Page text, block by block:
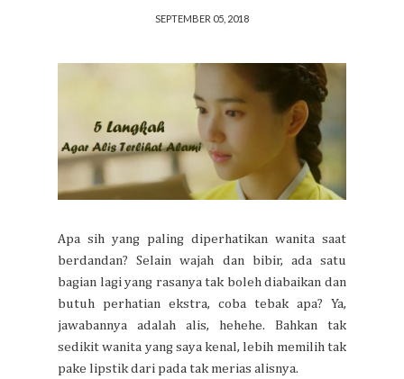
SEPTEMBER 05, 2018
Apa sih yang paling diperhatikan wanita saat
berdandan? Selain wajah dan bibir, ada satu
bagian lagi yang rasanya tak boleh diabaikan dan
butuh perhatian ekstra, coba tebak apa? Ya,
jawabannya adalah alis, hehehe. Bahkan tak
sedikit wanita yang saya kenal, lebih memilih tak
pake lipstik dari pada tak merias alisnya.